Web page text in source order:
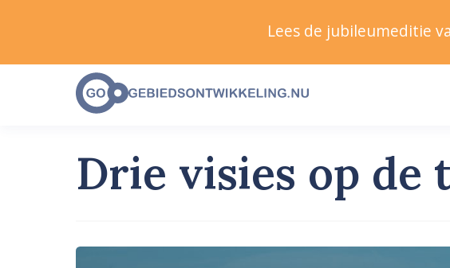
Drie visies op de
Lees de jubileumeditie